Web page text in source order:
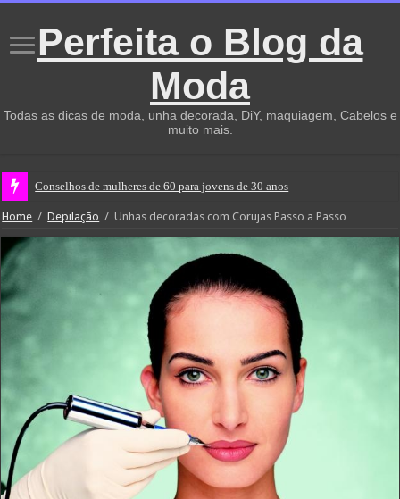
Perfeita o Blog da
Moda
Todas as dicas de moda, unha decorada, DiY, maquiagem, Cabelos e
muito mais.
Conselhos de mulheres de 60 para jovens de 30 anos
Home / Depilação / Unhas decoradas com Corujas Passo a Passo